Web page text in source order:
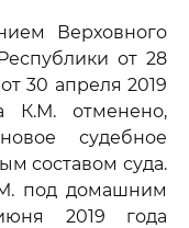
Верховного
от 28
30 апреля 2019
К.М. отменено,
судебное
составом суда.
под домашним
2019 года